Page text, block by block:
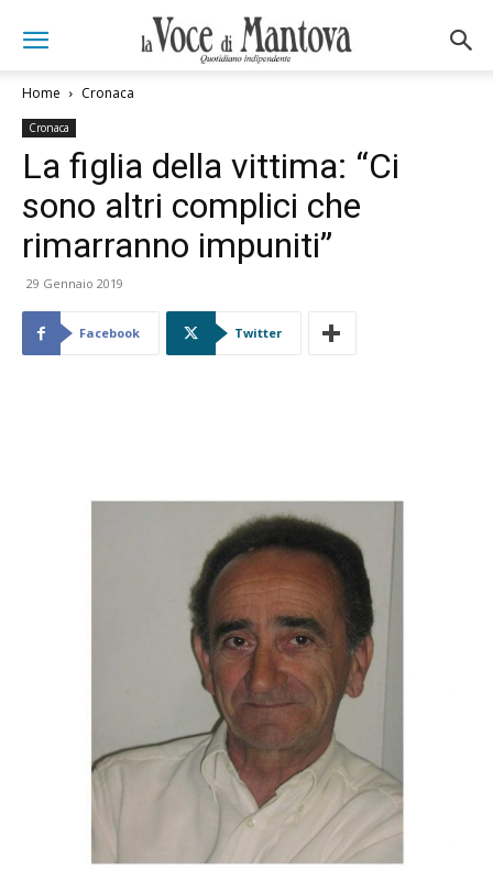
Home Cronaca
Cronaca
La figlia della vittima: “Ci
sono altri complici che
rimarranno impuniti”
29 Gennaio 2019
Facebook Twitter